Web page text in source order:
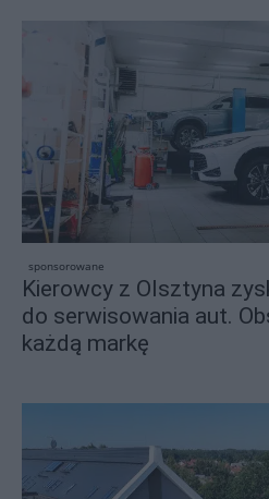
sponsorowane
Kierowcy z Olsztyna
do serwisowania aut.
każdą markę